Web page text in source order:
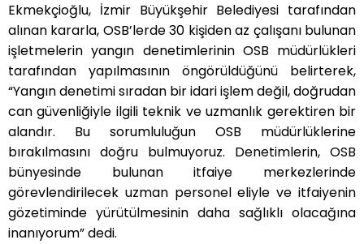
Ekmekçioğlu, İzmir Büyükşehir Belediyesi tarafından
alınan kararla, OSB’lerde 30 kişiden az çalışanı bulunan
işletmelerin yangın denetimlerinin OSB müdürlükleri
tarafından yapılmasının öngörüldüğünü belirterek,
“Yangın denetimi sıradan bir idari işlem değil, doğrudan
can güvenliğiyle ilgili teknik ve uzmanlık gerektiren bir
alandır. Bu sorumluluğun OSB müdürlüklerine
bırakılmasını doğru bulmuyoruz. Denetimlerin, OSB
bünyesinde bulunan itfaiye merkezlerinde
görevlendirilecek uzman personel eliyle ve itfaiyenin
gözetiminde yürütülmesinin daha sağlıklı olacağına
inanıyorum” dedi.